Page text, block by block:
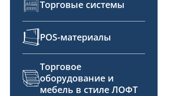
Торговые системы
POS-материалы
Торговое
оборудование и
мебель в стиле ЛОФТ